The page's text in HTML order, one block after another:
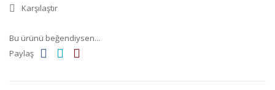
Karşılaştır
Bu ürünü beğendiysen...
Paylaş